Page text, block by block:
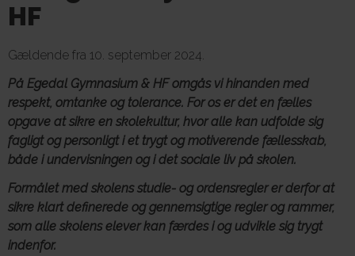
Bliv elev
Vores uddannelser
Om E.G.
HF
Gældende fra 10. september 2024.
På Egedal Gymnasium & HF omgås vi hinanden med
respekt, omtanke og tolerance. For os er det en fælles
opgave at sikre en skolekultur, hvor alle kan udfolde sig
fagligt og personligt i et trygt og motiverende fællesskab,
både i undervisningen og i det sociale liv på skolen.
Formålet med skolens studie- og ordensregler er derfor at
sikre klart definerede og gennemsigtige regler og rammer,
som alle skolens elever kan færdes i og udvikle sig trygt
indenfor.